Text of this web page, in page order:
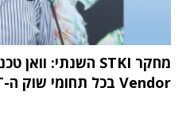
Vendor בכל תחומי שוק ה-IT